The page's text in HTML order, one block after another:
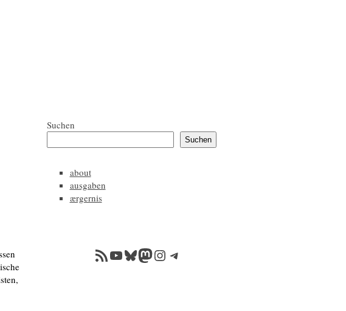
Suchen
Suchen
about
ausgaben
ærgernis
RSS-FeedYouTube
Bluesky
Mastodon
Instagram
Telegram